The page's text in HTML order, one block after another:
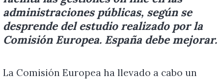
administraciones públicas, según se
desprende del estudio realizado por la
Comisión Europea. España debe mejorar.
La Comisión Europea ha llevado a cabo un